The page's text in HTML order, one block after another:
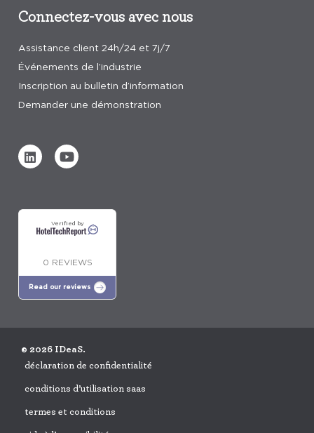
Connectez-vous avec nous
Assistance client 24h/24 et 7j/7
Événements de l’industrie
Inscription au bulletin d’information
Demander une démonstration
Verified by
0 REVIEWS
Read our reviews
© 2026 IDeaS.
déclaration de confidentialité
conditions d’utilisation saas
termes et conditions